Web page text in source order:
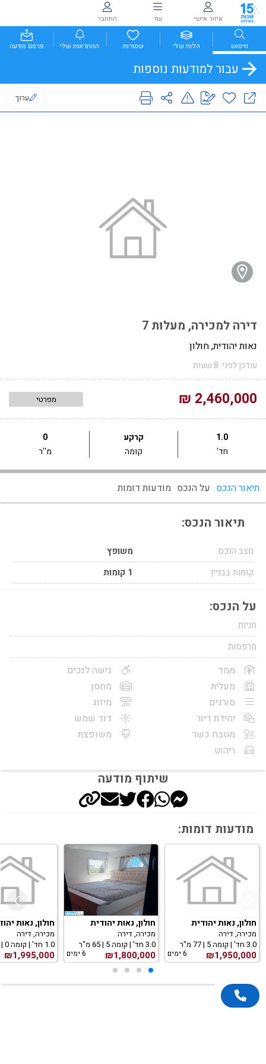
איזור אישי עוד התחבר
חיפוש הלוח שלי שמורות ההתראות שלי פרסם מודעה
עבור למודעות נוספות
ערוך
דירה למכירה, מעלות 7
נאות יהודית, חולון
עודכן לפני: 8 שעות
2,460,000 ₪ מפרטי
1.0
חד'
קרקע
קומה
0
מ''ר
תיאור הנכס על הנכס מודעות דומות
תיאור הנכס:
מצב הנכס
משופץ
קומות בבניין
1 קומות
על הנכס:
חניות
מרפסות
ממד
מעלית
סורגים
יחידת דיור
מטבח כשר
ריהוט
גישה לנכים
מחסן
מיזוג
דוד שמש
משופצת
שיתוף מודעה
מודעות דומות:
חולון, נאות יהודית
מכירה, דירה
3.0 חד' | קומה 5 | 77 מ"ר
₪1,950,000 6 ימים
חולון, נאות יהודית
מכירה, דירה
3.0 חד' | קומה 5 | 65 מ"ר
₪1,800,000 6 ימים
חולון, נאות
מכירה, דירה
1.0 חד' | קומה 0 | 0 מ"ר
₪1,995,000